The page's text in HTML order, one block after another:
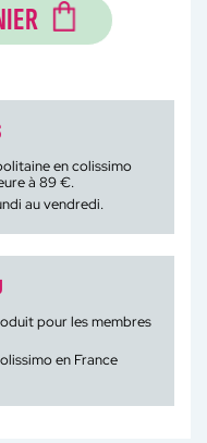
en colissimo
à 89 €.
au vendredi.
pour les membres
en France